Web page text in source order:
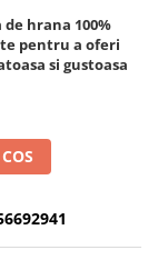
de hrana 100%
pentru a oferi
si gustoasa